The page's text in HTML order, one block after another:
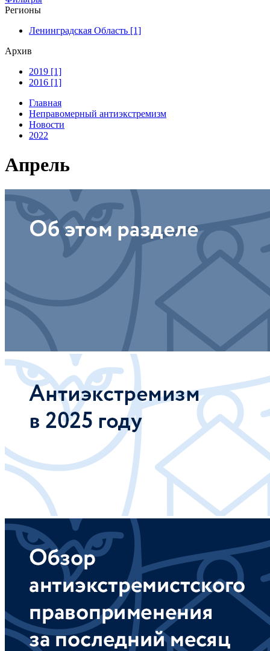
Регионы
Ленинградская Область [1]
Архив
2019 [1]
2016 [1]
Главная
Неправомерный антиэкстремизм
Новости
2022
Апрель